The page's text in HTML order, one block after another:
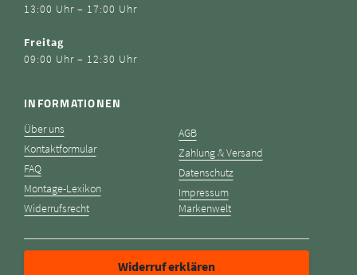
13:00 Uhr – 17:00 Uhr
Freitag
09:00 Uhr – 12:30 Uhr
INFORMATIONEN
Über uns
Kontaktformular
FAQ
Montage-Lexikon
Widerrufsrecht
AGB
Zahlung & Versand
Datenschutz
Impressum
Markenwelt
Widerruf erklären